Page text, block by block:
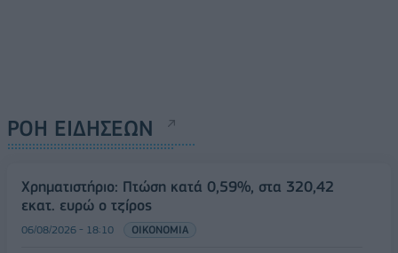
ΡΟΗ ΕΙΔΗΣΕΩΝ
Χρηματιστήριο: Πτώση κατά 0,59%, στα 320,42
εκατ. ευρώ ο τζίρος
06/08/2026 - 18:10 ΟΙΚΟΝΟΜΙΑ